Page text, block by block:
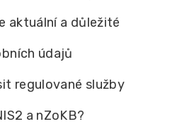
aktuální a důležité
údajů
regulované služby
a nZoKB?